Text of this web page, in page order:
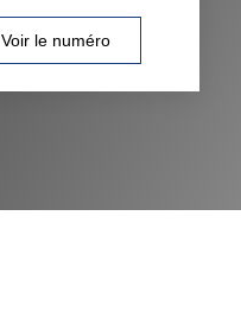
Voir le numéro